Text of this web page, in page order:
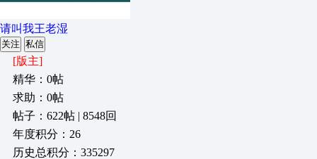
请叫我王老湿
关注 私信
[版主]
精华：0帖
求助：0帖
帖子：622帖 | 8548回
年度积分：26
历史总积分：335297